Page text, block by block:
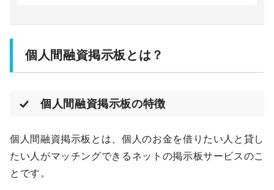
個人間融資掲示板とは？
個人間融資掲示板の特徴
個人間融資掲示板とは、個人のお金を借りたい人と貸し
たい人がマッチングできるネットの掲示板サービスのこ
とです。